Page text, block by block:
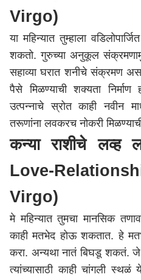
Virgo)
या महिन्यात तुम्हाला
शकतो. गुरुच्या अनुकूल
सहाव्या घरात शनीचे संक्रमण
पैसे मिळण्याची शक्यता
उत्पन्नाचे स्रोत काही नवीन
तरूणांना लवकरच नोकरी
कन्या राशीचे लव्ह
Love-
Virgo)
मे महिन्यात तुमचा मानसिक
काही मतभेद होऊ शकतात. हे
करा. अन्यथा नातं बिघडू शकतं.
त्यांच्यासाठी काही चांगली